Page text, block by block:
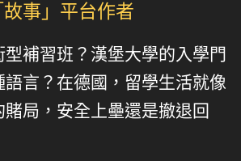
故事」平台作者
補習班？漢堡大學的入學門
言？在德國，留學生活就像
局，安全上壘還是撤退回